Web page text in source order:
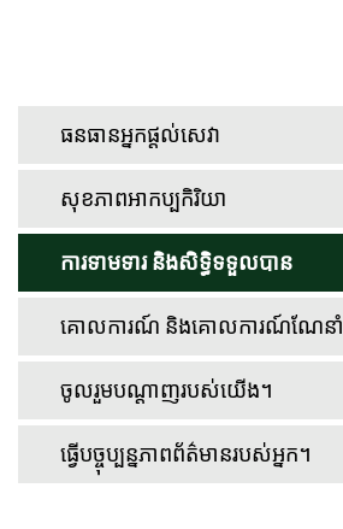
ធនធានអ្នកផ្តល់សេវា
សុខភាពអាកប្បកិរិយា
ការទាមទារ និងសិទ្ធិទទួលបាន
គោលការណ៍ និងគោលការណ៍ណែនាំ
ចូលរួមបណ្តាញរបស់យើង។
ធ្វើបច្ចុប្បន្នភាពព័ត៌មានរបស់អ្នក។